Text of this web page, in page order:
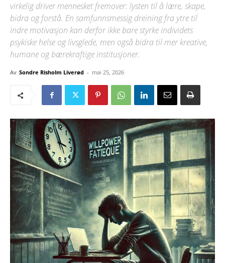
virkelig driver mennesket fremover: lysten til å lære, skape,
bidra og forstå. En samfunnsmessig dreining fra ytre til
indre motivasjon kan derfor ikke bare styrke individets
psykiske helse og livsglede, men også bidra til mer kreative,
humane og bærekraftige institusjoner.
Av Sondre Risholm Liverød - mai 25, 2026